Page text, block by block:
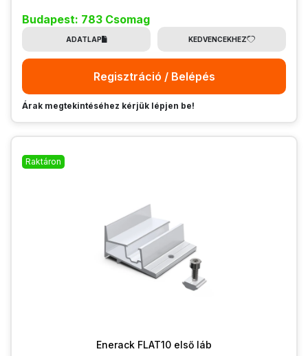
Budapest: 783 Csomag
ADATLAP KEDVENCEKHEZ
Regisztráció / Belépés
Árak megtekintéséhez kérjük lépjen be!
Raktáron
Enerack FLAT10 első láb